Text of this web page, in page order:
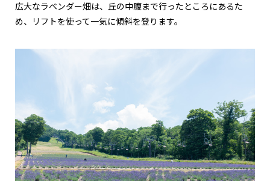
広大なラベンダー畑は、丘の中腹まで行ったところにあるた
め、リフトを使って一気に傾斜を登ります。